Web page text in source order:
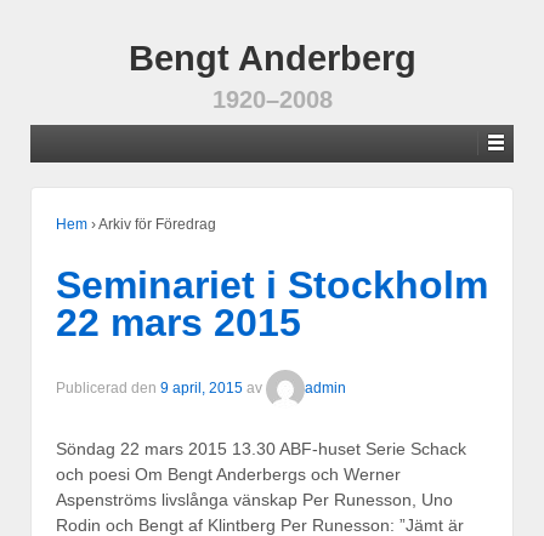
Bengt Anderberg
1920–2008
Hem ›Arkiv för Föredrag
Seminariet i Stockholm
22 mars 2015
Publicerad den 9 april, 2015 av admin
Söndag 22 mars 2015 13.30 ABF-huset Serie Schack
och poesi Om Bengt Anderbergs och Werner
Aspenströms livslånga vänskap Per Runesson, Uno
Rodin och Bengt af Klintberg Per Runesson: ”Jämt är